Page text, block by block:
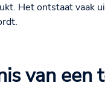
Het ontstaat vaak
van een